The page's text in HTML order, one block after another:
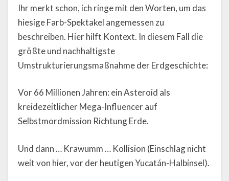
Ihr merkt schon, ich ringe mit den Worten, um das
hiesige Farb-Spektakel angemessen zu
beschreiben. Hier hilft Kontext. In diesem Fall die
größte und nachhaltigste
Umstrukturierungsmaßnahme der Erdgeschichte:
Vor 66 Millionen Jahren: ein Asteroid als
kreidezeitlicher Mega-Influencer auf
Selbstmordmission Richtung Erde.
Und dann … Krawumm … Kollision (Einschlag nicht
weit von hier, vor der heutigen Yucatán-Halbinsel).